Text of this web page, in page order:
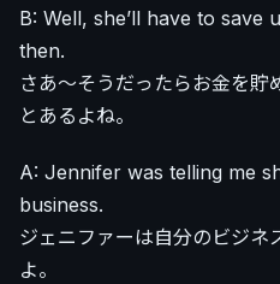
B: Well, she’ll have to save
then.
さあ〜そうだったらお金を貯
とあるよね。
A: Jennifer was telling me
business.
ジェニファーは自分のビジネ
よ。